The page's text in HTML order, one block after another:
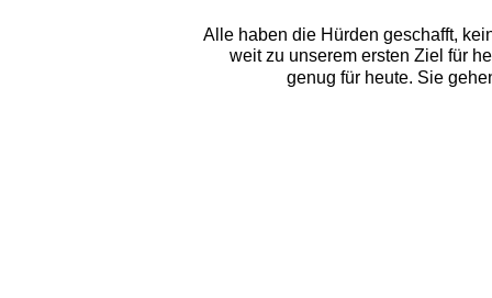
Alle haben die Hürden geschafft,
weit zu unserem ersten Ziel für
genug für heute. Sie